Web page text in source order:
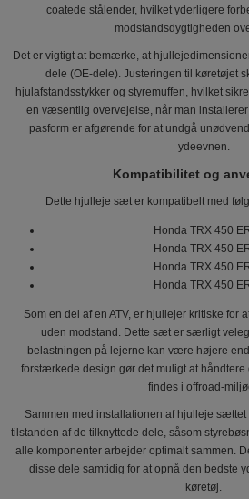
coatede stålender, hvilket yderligere
modstandsdygtigheden
Det er vigtigt at bemærke, at
dele (OE-dele). Justeringen til køretøjet
hjulafstandsstykker og styremuffen, hvilket
en væsentlig overvejelse, når man
pasform er afgørende for at undgå
ydeevnen.
Kompatibilitet og
Dette hjulleje sæt er kompatibelt med
Honda TRX 450
Honda TRX 450
Honda TRX 450
Honda TRX 450
Som en del af en ATV, er hjullejer kritiske for
uden modstand. Dette sæt er særligt
belastningen på lejerne kan være højere
forstærkede design gør det muligt at håndtere
findes i offroad-
Sammen med installationen af hjulleje
tilstanden af de tilknyttede dele, såsom
alle komponenter arbejder optimalt sammen.
disse dele samtidig for at opnå den bedste
køretøj.